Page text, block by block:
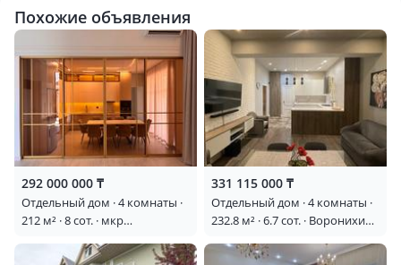
Похожие объявления
292 000 000 ₸
Отдельный дом · 4 комнаты ·
212 м² · 8 сот. · мкр
Школа № 157
331 115 000 ₸
Отдельный дом · 4 комнаты ·
232.8 м² · 6.7 сот. · Воронихина